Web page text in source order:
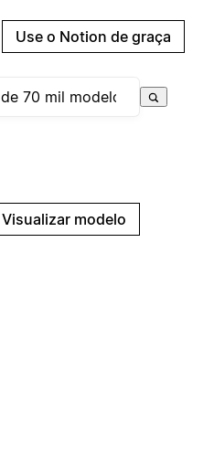
Use o Notion de graça
Visualizar modelo